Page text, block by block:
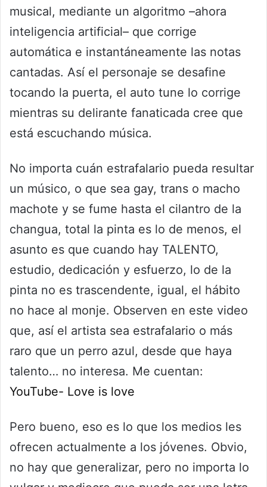
musical, mediante un algoritmo –ahora
inteligencia artificial– que corrige
automática e instantáneamente las notas
cantadas. Así el personaje se desafine
tocando la puerta, el auto tune lo corrige
mientras su delirante fanaticada cree que
está escuchando música.
No importa cuán estrafalario pueda resultar
un músico, o que sea gay, trans o macho
machote y se fume hasta el cilantro de la
changua, total la pinta es lo de menos, el
asunto es que cuando hay TALENTO,
estudio, dedicación y esfuerzo, lo de la
pinta no es trascendente, igual, el hábito
no hace al monje. Observen en este video
que, así el artista sea estrafalario o más
raro que un perro azul, desde que haya
talento… no interesa. Me cuentan:
YouTube- Love is love
Pero bueno, eso es lo que los medios les
ofrecen actualmente a los jóvenes. Obvio,
no hay que generalizar, pero no importa lo